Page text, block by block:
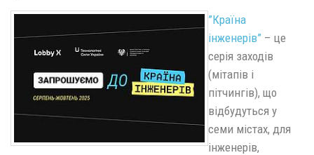
”Країна
інженерів” – це
серія заходів
(мітапів і
пітчингів), що
відбудуться у
семи містах, для
інженерів,